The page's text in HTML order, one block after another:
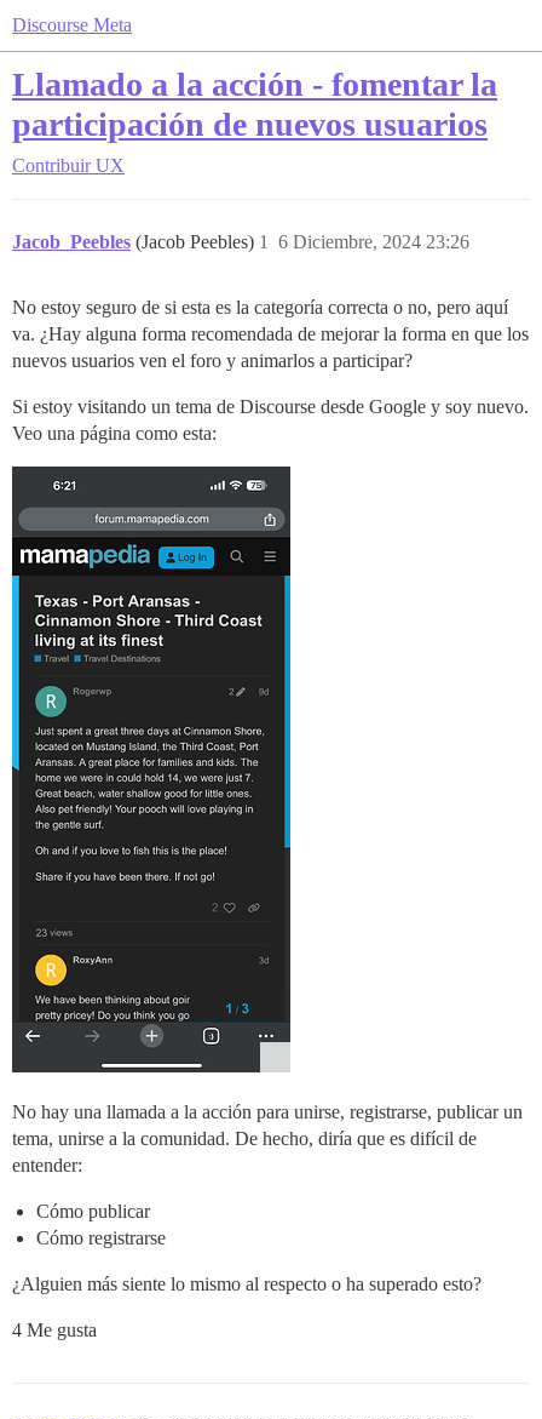
Discourse Meta
Llamado a la acción - fomentar la
participación de nuevos usuarios
Contribuir UX
Jacob_Peebles (Jacob Peebles) 6 Diciembre, 2024 23:26
1
No estoy seguro de si esta es la categoría correcta o no, pero aquí
va. ¿Hay alguna forma recomendada de mejorar la forma en que los
nuevos usuarios ven el foro y animarlos a participar?
Si estoy visitando un tema de Discourse desde Google y soy nuevo.
Veo una página como esta:
No hay una llamada a la acción para unirse, registrarse, publicar un
tema, unirse a la comunidad. De hecho, diría que es difícil de
entender:
Cómo publicar
Cómo registrarse
¿Alguien más siente lo mismo al respecto o ha superado esto?
4 Me gusta